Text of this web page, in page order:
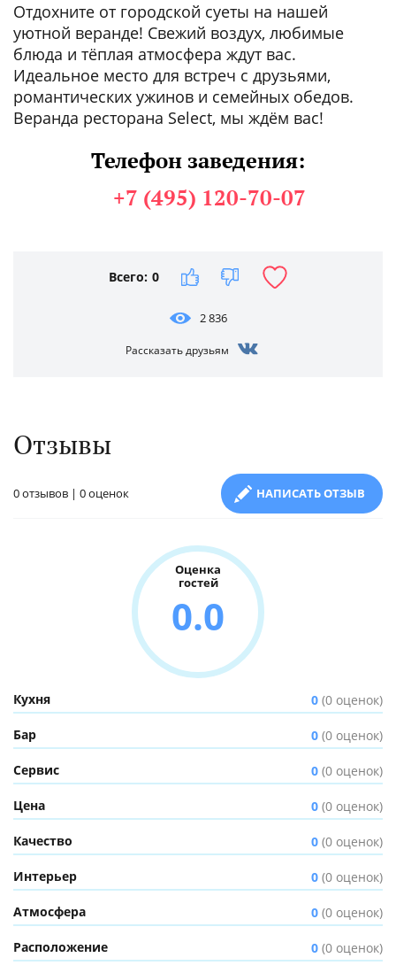
Отдохните от городской суеты на нашей
уютной веранде! Свежий воздух, любимые
блюда и тёплая атмосфера ждут вас.
Идеальное место для встреч с друзьями,
романтических ужинов и семейных обедов.
Веранда ресторана Select, мы ждём вас!
Телефон заведения:
+7 (495) 120-70-07
Всего: 0
2 836
Рассказать друзьям
Отзывы
0 отзывов | 0 оценок НАПИСАТЬ ОТЗЫВ
Оценка
гостей
0.0
Кухня 0 (0 оценок)
Бар 0 (0 оценок)
Сервис 0 (0 оценок)
Цена 0 (0 оценок)
Качество 0 (0 оценок)
Интерьер 0 (0 оценок)
Атмосфера 0 (0 оценок)
Расположение 0 (0 оценок)